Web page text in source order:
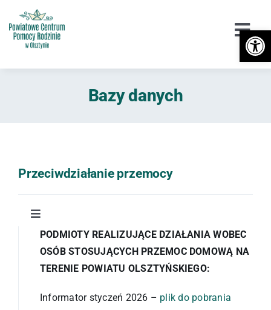
do
zawartości
Orzekanie o Niepełnosprawności
Przeciwdziałanie przemocy
Wsparcie
Bazy danych
Przeciwdziałanie przemocy
Toggle
Navigation
Informacje ogólne
PODMIOTY REALIZUJĄCE DZIAŁANIA WOBEC
OSÓB STOSUJĄCYCH PRZEMOC DOMOWĄ NA
TERENIE POWIATU OLSZTYŃSKIEGO:
Informator styczeń 2026 – plik do pobrania